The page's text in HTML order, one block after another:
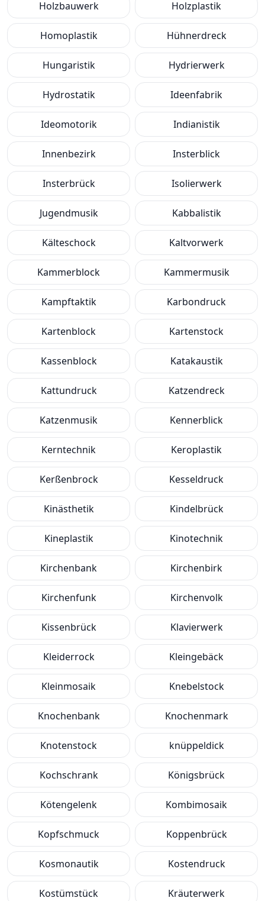
Holzbauwerk Holzplastik
Homoplastik Hühnerdreck
Hungaristik Hydrierwerk
Hydrostatik Ideenfabrik
Ideomotorik Indianistik
Innenbezirk Insterblick
Insterbrück Isolierwerk
Jugendmusik Kabbalistik
Kälteschock Kaltvorwerk
Kammerblock Kammermusik
Kampftaktik Karbondruck
Kartenblock Kartenstock
Kassenblock Katakaustik
Kattundruck Katzendreck
Katzenmusik Kennerblick
Kerntechnik Keroplastik
Kerßenbrock Kesseldruck
Kinästhetik Kindelbrück
Kineplastik Kinotechnik
Kirchenbank Kirchenbirk
Kirchenfunk Kirchenvolk
Kissenbrück Klavierwerk
Kleiderrock Kleingebäck
Kleinmosaik Knebelstock
Knochenbank Knochenmark
Knotenstock knüppeldick
Kochschrank Königsbrück
Kötengelenk Kombimosaik
Kopfschmuck Koppenbrück
Kosmonautik Kostendruck
Kostümstück Kräuterwerk